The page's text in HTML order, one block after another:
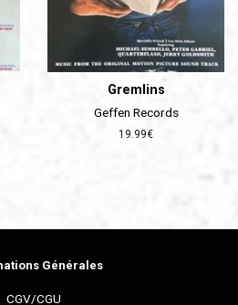
Gremlins
Geffen Records
Prix
19.99€
Générales
CGV/CGU